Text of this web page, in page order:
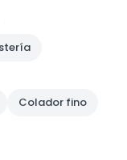
Colador fino